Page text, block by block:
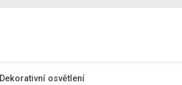
Dekorativní osvětlení